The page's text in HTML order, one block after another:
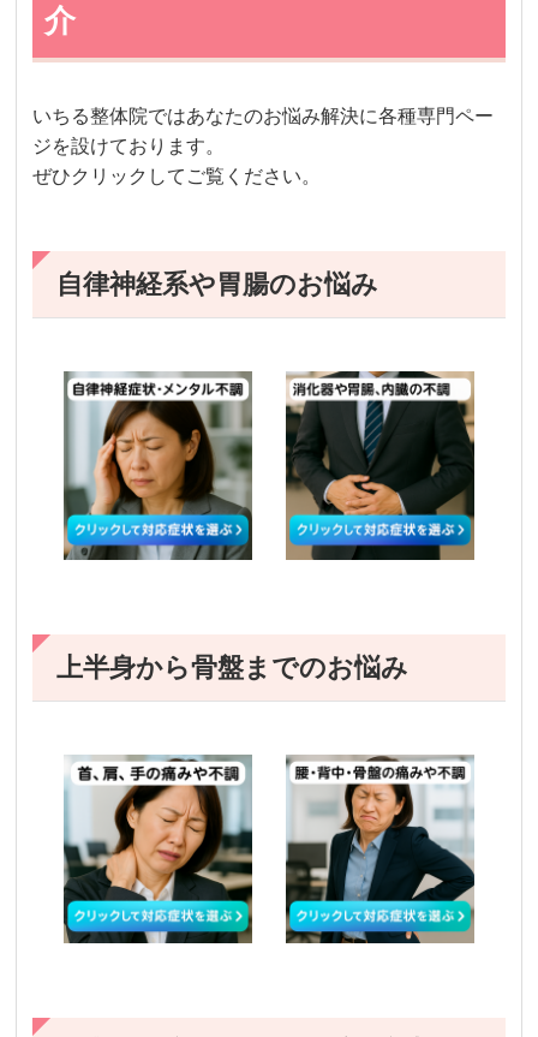
介
いちる整体院ではあなたのお悩み解決に各種専門ペー
ジを設けております。
ぜひクリックしてご覧ください。
自律神経系や胃腸のお悩み
上半身から骨盤までのお悩み